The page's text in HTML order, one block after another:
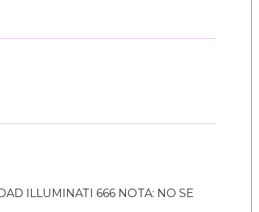
ILLUMINATI 666 NOTA: NO SE